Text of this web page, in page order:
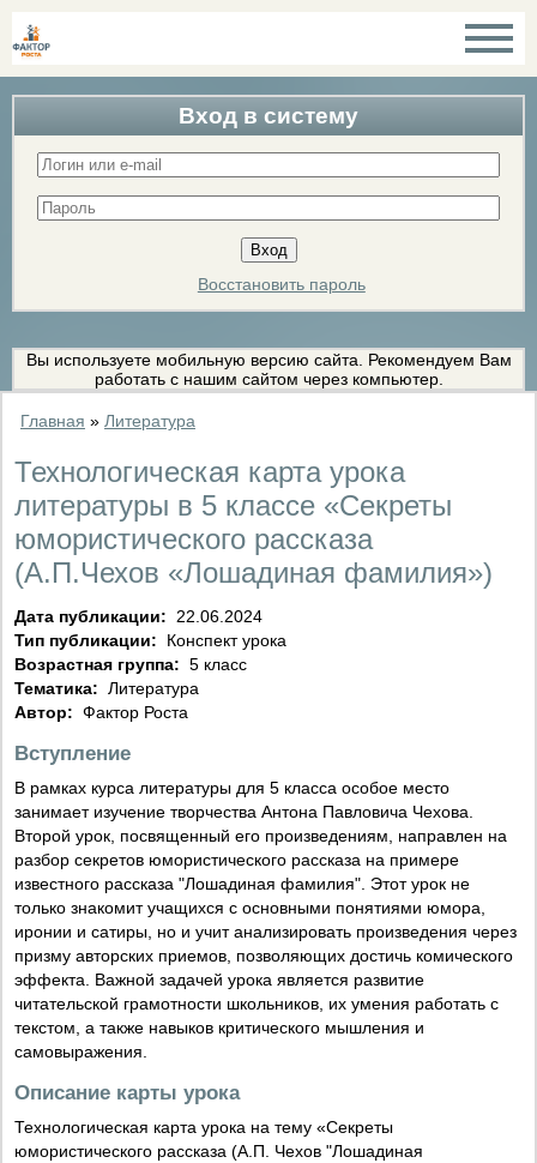
Вход в систему
Восстановить пароль
Вы используете мобильную версию сайта. Рекомендуем Вам
работать с нашим сайтом через компьютер.
Главная » Литература
Технологическая карта урока
литературы в 5 классе «Секреты
юмористического рассказа
(А.П.Чехов «Лошадиная фамилия»)
Дата публикации:
22.06.2024
Тип публикации:
Конспект урока
Возрастная группа: 5 класс
Тематика: Литература
Автор: Фактор Роста
Вступление
В рамках курса литературы для 5 класса особое место
занимает изучение творчества Антона Павловича Чехова.
Второй урок, посвященный его произведениям, направлен на
разбор секретов юмористического рассказа на примере
известного рассказа "Лошадиная фамилия". Этот урок не
только знакомит учащихся с основными понятиями юмора,
иронии и сатиры, но и учит анализировать произведения через
призму авторских приемов, позволяющих достичь комического
эффекта. Важной задачей урока является развитие
читательской грамотности школьников, их умения работать с
текстом, а также навыков критического мышления и
самовыражения.
Описание карты урока
Технологическая карта урока на тему «Секреты
юмористического рассказа (А.П. Чехов "Лошадиная